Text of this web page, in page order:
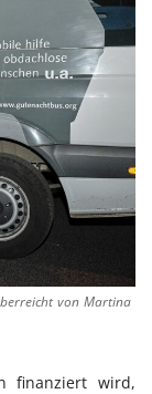
von Martina
finanziert wird,